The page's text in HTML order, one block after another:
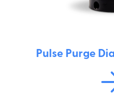
Pulse Purge